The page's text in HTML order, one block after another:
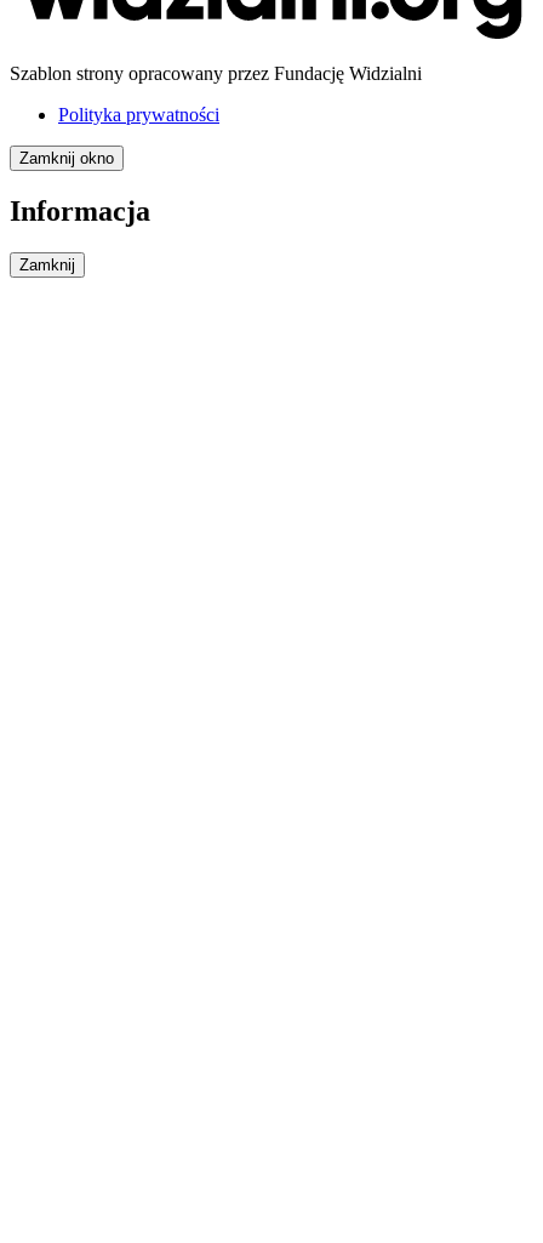
Szablon strony opracowany przez Fundację Widzialni
Polityka prywatności
Zamknij okno
Informacja
Zamknij